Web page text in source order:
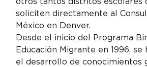
soliciten directamente al
México en Denver.
Desde el inicio del Programa
Educación Migrante en 1996,
el desarrollo de conocimientos